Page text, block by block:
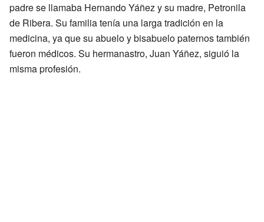
padre se llamaba Hernando Yáñez y su madre, Petronila
de Ribera. Su familia tenía una larga tradición en la
medicina, ya que su abuelo y bisabuelo paternos también
fueron médicos. Su hermanastro, Juan Yáñez, siguió la
misma profesión.